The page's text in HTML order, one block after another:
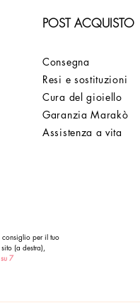
POST ACQUISTO
Consegna
Resi e sostituzioni
Cura del gioiello
Garanzia Marakò
Assistenza a vita
per il tuo
(a destra),
7